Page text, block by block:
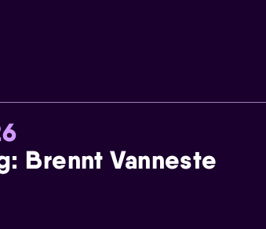
Brennt Vanneste